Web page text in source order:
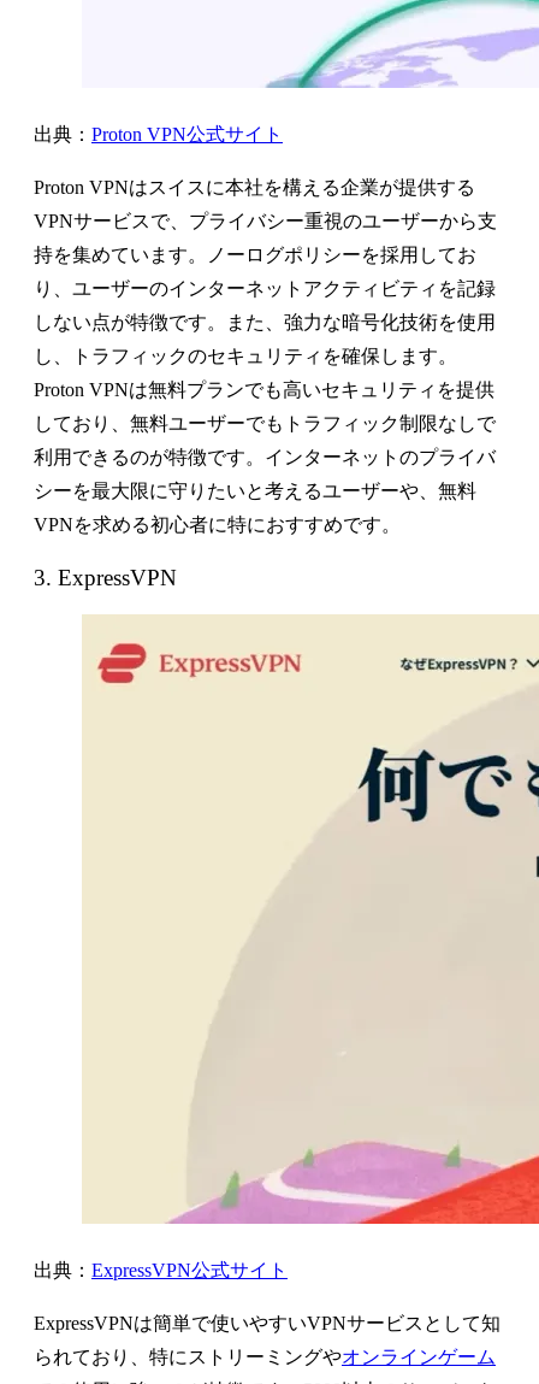
出典： Proton VPN公式サイト
Proton VPNはスイスに本社を構える企業が提供する
VPNサービスで、プライバシー重視のユーザーから支
持を集めています。ノーログポリシーを採用してお
り、ユーザーのインターネットアクティビティを記録
しない点が特徴です。また、強力な暗号化技術を使用
し、トラフィックのセキュリティを確保します。
Proton VPNは無料プランでも高いセキュリティを提供
しており、無料ユーザーでもトラフィック制限なしで
利用できるのが特徴です。インターネットのプライバ
シーを最大限に守りたいと考えるユーザーや、無料
VPNを求める初心者に特におすすめです。
3. ExpressVPN
出典： ExpressVPN公式サイト
ExpressVPNは簡単で使いやすいVPNサービスとして知
られており、特にストリーミングやオンラインゲーム